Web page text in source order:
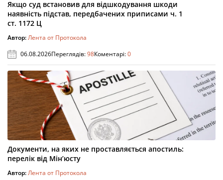
Якщо суд встановив для відшкодування шкоди
наявність підстав, передбачених приписами ч. 1
ст. 1172 Ц
Автор:Лента от Протокола
06.08.2026Переглядів:98Коментарі:0
Документи, на яких не проставляється апостиль:
перелік від Мін’юсту
Автор:Лента от Протокола